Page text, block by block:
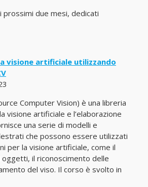
prossimi due mesi, dedicati
visione artificiale utilizzando
Computer Vision) è una libreria
visione artificiale e l’elaborazione
una serie di modelli e
che possono essere utilizzati
per la visione artificiale, come il
il riconoscimento delle
del viso. Il corso è svolto in